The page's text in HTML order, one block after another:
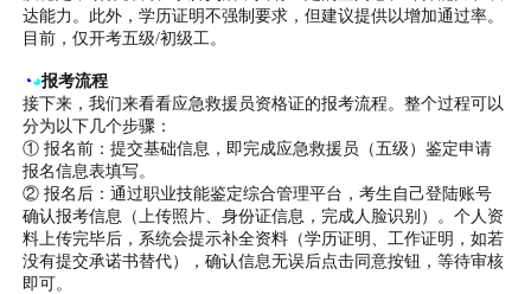
达能力。此外，学历证明不强制要求，但建议提供以增加通过率。
目前，仅开考五级/初级工。
◔◕报考流程
接下来，我们来看看应急救援员资格证的报考流程。整个过程可以
分为以下几个步骤：
① 报名前：提交基础信息，即完成应急救援员（五级）鉴定申请
报名信息表填写。
② 报名后：通过职业技能鉴定综合管理平台，考生自己登陆账号
确认报考信息（上传照片、身份证信息，完成人脸识别）。个人资
料上传完毕后，系统会提示补全资料（学历证明、工作证明，如若
没有提交承诺书替代），确认信息无误后点击同意按钮，等待审核
即可。